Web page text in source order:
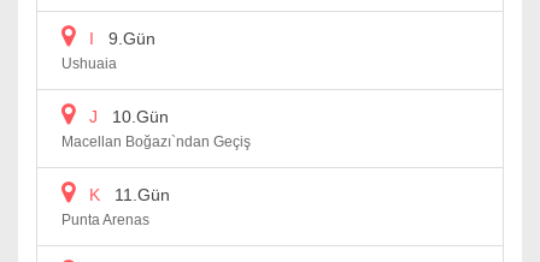
I 9.Gün
Ushuaia
J 10.Gün
Macellan Boğazı`ndan Geçiş
K 11.Gün
Punta Arenas